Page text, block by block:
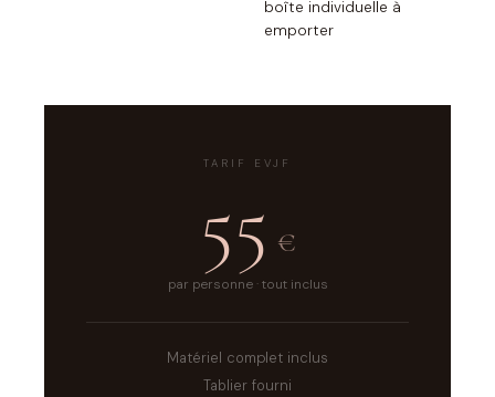
boîte individuelle à
emporter
TARIF EVJF
55 €
par personne · tout inclus
Matériel complet inclus
Tablier fourni